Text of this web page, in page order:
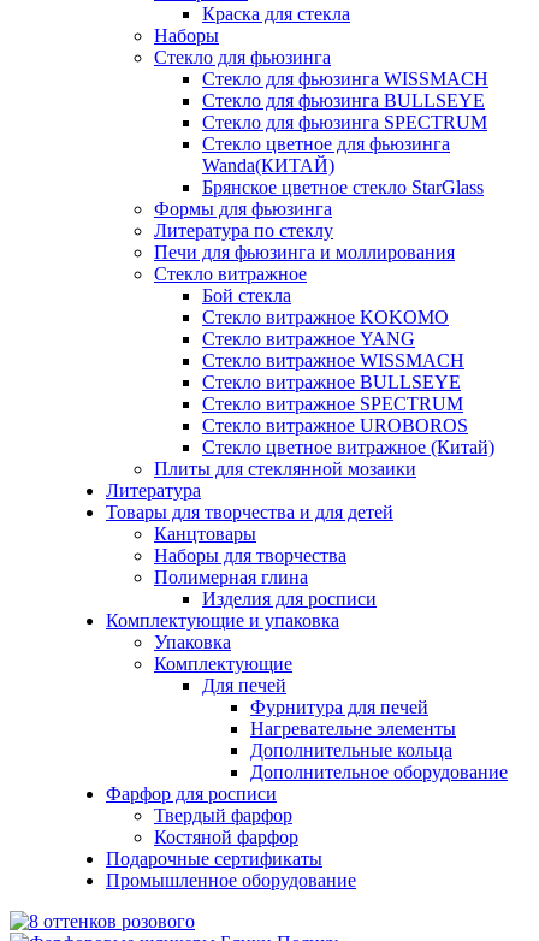
Краска для стекла
Наборы
Стекло для фьюзинга
Стекло для фьюзинга WISSMACH
Стекло для фьюзинга BULLSEYE
Стекло для фьюзинга SPECTRUM
Стекло цветное для фьюзинга
Wanda(КИТАЙ)
Брянское цветное стекло StarGlass
Формы для фьюзинга
Литература по стеклу
Печи для фьюзинга и моллирования
Стекло витражное
Бой стекла
Стекло витражное KOKOMO
Стекло витражное YANG
Стекло витражное WISSMACH
Стекло витражное BULLSEYE
Стекло витражное SPECTRUM
Стекло витражное UROBOROS
Стекло цветное витражное (Китай)
Плиты для стеклянной мозаики
Литература
Товары для творчества и для детей
Канцтовары
Наборы для творчества
Полимерная глина
Изделия для росписи
Комплектующие и упаковка
Упаковка
Комплектующие
Для печей
Фурнитура для печей
Нагревательне элементы
Дополнительные кольца
Дополнительное оборудование
Фарфор для росписи
Твердый фарфор
Костяной фарфор
Подарочные сертификаты
Промышленное оборудование